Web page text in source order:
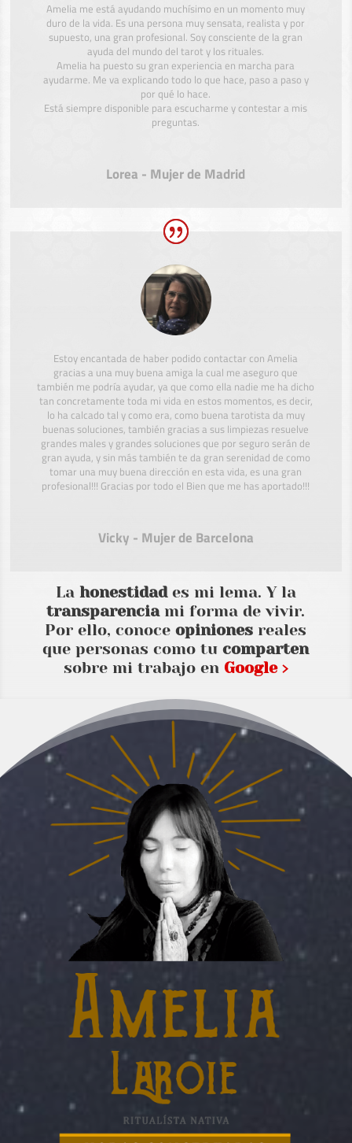
Amelia me está ayudando muchísimo en un momento muy
duro de la vida. Es una persona muy sensata, realista y por
supuesto, una gran profesional. Soy consciente de la gran
ayuda del mundo del tarot y los rituales.
Amelia ha puesto su gran experiencia en marcha para
ayudarme. Me va explicando todo lo que hace, paso a paso y
por qué lo hace.
Está siempre disponible para escucharme y contestar a mis
preguntas.
Lorea - Mujer de Madrid
Estoy encantada de haber podido contactar con Amelia
gracias a una muy buena amiga la cual me aseguro que
también me podría ayudar, ya que como ella nadie me ha dicho
tan concretamente toda mi vida en estos momentos, es decir,
lo ha calcado tal y como era, como buena tarotista da muy
buenas soluciones, también gracias a sus limpiezas resuelve
grandes males y grandes soluciones que por seguro serán de
gran ayuda, y sin más también te da gran serenidad de como
tomar una muy buena dirección en esta vida, es una gran
profesional!!! Gracias por todo el Bien que me has aportado!!!
Vicky - Mujer de Barcelona
La honestidades mi lema. Y la
transparenciami forma de vivir.
Por ello, conoceopiniones reales
que personas como tucomparten
sobre mi trabajo en Google ›